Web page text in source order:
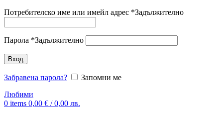
Потребителско име или имейл адрес *Задължително
Парола *Задължително
Вход
Забравена парола?
Запомни ме
Любими
0 items 0,00 € / 0,00 лв.